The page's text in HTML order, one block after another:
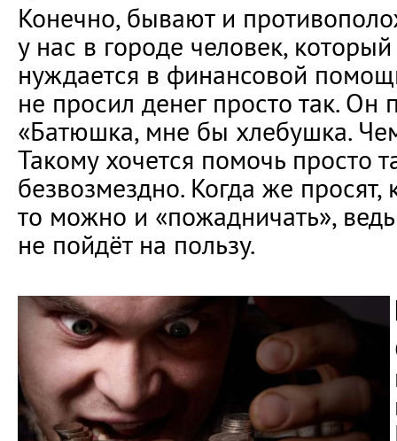
Конечно, бывают и
у нас в городе человек,
нуждается в финансовой
не просил денег просто так. Он
«Батюшка, мне бы хлебушка.
Такому хочется помочь просто
безвозмездно. Когда же просят,
то можно и «пожадничать»,
не пойдёт на пользу.